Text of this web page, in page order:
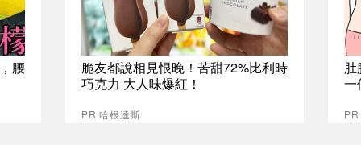
腰
脆友都說相見恨晚！苦甜72%比利時
巧克力 大人味爆紅！
PR 哈根達斯
肚
一